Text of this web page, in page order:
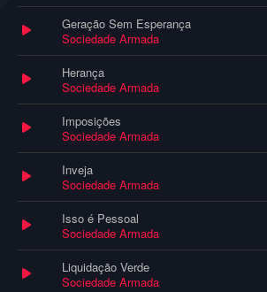
Geração Sem Esperança
Sociedade Armada
Herança
Sociedade Armada
Imposições
Sociedade Armada
Inveja
Sociedade Armada
Isso é Pessoal
Sociedade Armada
Liquidação Verde
Sociedade Armada